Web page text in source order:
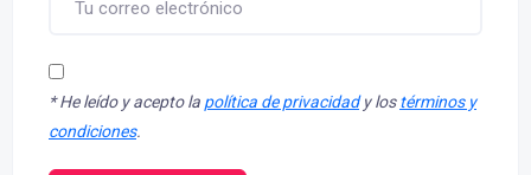
*He leído y acepto la política de privacidady lostérminos y
condiciones.